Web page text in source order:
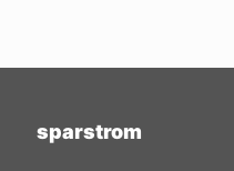
sparstrom